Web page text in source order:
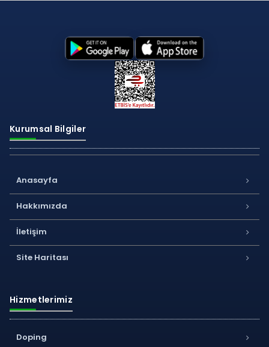
Kurumsal Bilgiler
Anasayfa
Hakkımızda
İletişim
Site Haritası
Hizmetlerimiz
Doping